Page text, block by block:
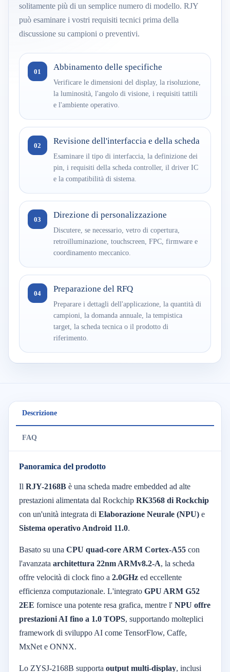
solitamente più di un semplice numero di modello. RJY
può esaminare i vostri requisiti tecnici prima della
discussione su campioni o preventivi.
01 Abbinamento delle specifiche
Verificare le dimensioni del display, la risoluzione,
la luminosità, l'angolo di visione, i requisiti tattili
e l'ambiente operativo.
02 Revisione dell'interfaccia e della scheda
Esaminare il tipo di interfaccia, la definizione dei
pin, i requisiti della scheda controller, il driver IC
e la compatibilità di sistema.
03 Direzione di personalizzazione
Discutere, se necessario, vetro di copertura,
retroilluminazione, touchscreen, FPC, firmware e
coordinamento meccanico.
04 Preparazione del RFQ
Preparare i dettagli dell'applicazione, la quantità di
campioni, la domanda annuale, la tempistica
target, la scheda tecnica o il prodotto di
riferimento.
Descrizione
FAQ
Panoramica del prodotto
Il RJY-2168B è una scheda madre embedded ad alte
prestazioni alimentata dal Rockchip RK3568 di Rockchip
con un'unità integrata di Elaborazione Neurale (NPU) e
Sistema operativo Android 11.0.
Basato su una CPU quad-core ARM Cortex-A55 con
l'avanzata architettura 22nm ARMv8.2-A, la scheda
offre velocità di clock fino a 2.0GHz ed eccellente
efficienza computazionale. L'integrato GPU ARM G52
2EE fornisce una potente resa grafica, mentre l' NPU offre
prestazioni AI fino a 1.0 TOPS, supportando molteplici
framework di sviluppo AI come TensorFlow, Caffe,
MxNet e ONNX.
Lo ZYSJ-2168B supporta output multi-display, inclusi